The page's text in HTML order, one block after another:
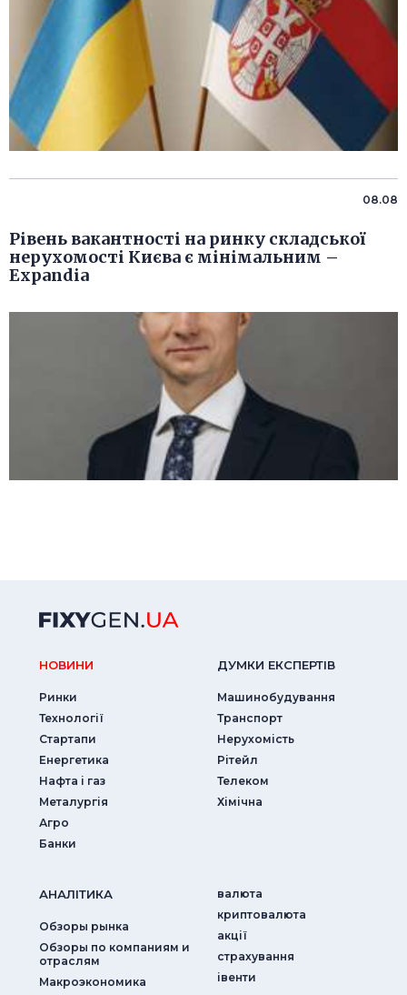
08.08
Рівень вакантності на ринку складської
нерухомості Києва є мінімальним –
Expandia
НОВИНИ
Ринки
Технології
Стартапи
Енергетика
Нафта і газ
Металургія
Агро
Банки
ДУМКИ ЕКСПЕРТIВ
Машинобудування
Транспорт
Нерухомість
Рітейл
Телеком
Хімічна
АНАЛIТИКА
Обзоры рынка
Обзоры по компаниям и
отраслям
Макроэкономика
валюта
криптовалюта
акції
страхування
iвенти